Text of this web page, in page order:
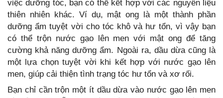
việc dưỡng tóc, bạn có thể kết hợp với các nguyên liệu
thiên nhiên khác. Ví dụ, mật ong là một thành phần
dưỡng ẩm tuyệt vời cho tóc khô và hư tổn, vì vậy bạn
có thể trộn nước gạo lên men với mật ong để tăng
cường khả năng dưỡng ẩm. Ngoài ra, dầu dừa cũng là
một lựa chọn tuyệt vời khi kết hợp với nước gạo lên
men, giúp cải thiện tình trạng tóc hư tổn và xơ rối.
Bạn chỉ cần trộn một ít dầu dừa vào nước gạo lên men